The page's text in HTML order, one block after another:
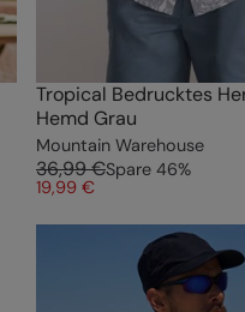
Tropical Bedrucktes
Hemd Grau
Mountain Warehouse
36,99 €Spare 46%
19,99 €